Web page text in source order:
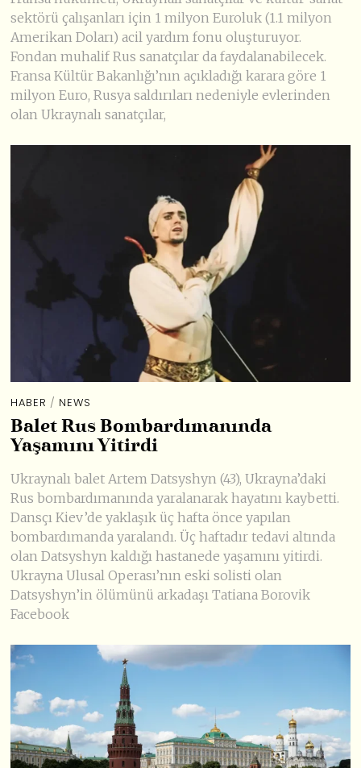
sektörü çalışanları için 1 milyon Euroluk (1.1 milyon
Amerikan Doları) acil yardım fonu oluşturuyor.
Fondan muhalif Rus sanatçılar da faydalanabilecek.
Fransa Kültür Bakanlığı’nın açıkladığı karara göre 1
milyon Euro, Rusya saldırıları nedeniyle evlerinden
olan Ukraynalı sanatçılar,
HABER / NEWS
Balet Rus Bombardımanında
Yaşamını Yitirdi
Ukraynalı balet Artem Datsyshyn (43), Ukrayna’daki
Rus bombardımanında yaralanarak hayatını kaybetti.
Dansçı Kiev’de yaklaşık üç hafta önce yapılan
bombardımanda yaralandı. Üç haftadır tedavi altında
olan Datsyshyn kaldığı hastanede yaşamını yitirdi.
Ukrayna Ulusal Operası’nın eski solisti olan
Datsyshyn’in ölümünü arkadaşı Tatiana Borovik
Facebook